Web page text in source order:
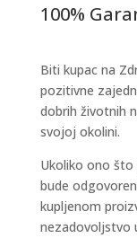
100%
Biti kupac na
pozitivne
dobrih životnih
svojoj okolini.
Ukoliko ono
bude
kupljenom
nezadovoljstvo